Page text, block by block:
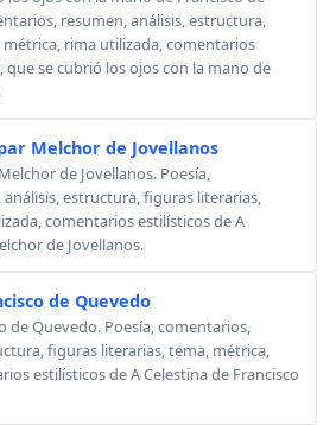
resumen, análisis, estructura,
rima utilizada, comentarios
que se cubrió los ojos con la mano de
Melchor de Jovellanos
de Jovellanos. Poesía,
estructura, figuras literarias,
comentarios estilísticos de A
de Jovellanos.
de Quevedo
de Quevedo. Poesía, comentarios,
figuras literarias, tema, métrica,
estilísticos de A Celestina de Francisco